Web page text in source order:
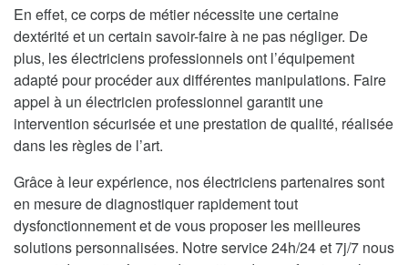
En effet, ce corps de métier nécessite une certaine
dextérité et un certain savoir-faire à ne pas négliger. De
plus, les électriciens professionnels ont l’équipement
adapté pour procéder aux différentes manipulations. Faire
appel à un électricien professionnel garantit une
intervention sécurisée et une prestation de qualité, réalisée
dans les règles de l’art.
Grâce à leur expérience, nos électriciens partenaires sont
en mesure de diagnostiquer rapidement tout
dysfonctionnement et de vous proposer les meilleures
solutions personnalisées. Notre service 24h/24 et 7j/7 nous